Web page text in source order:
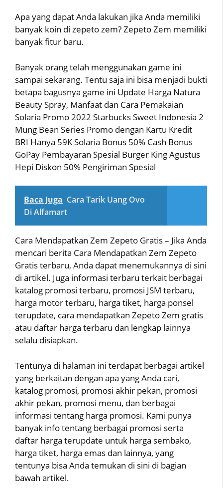
Apa yang dapat Anda lakukan jika Anda memiliki
banyak koin di zepeto zem? Zepeto Zem memiliki
banyak fitur baru.
Banyak orang telah menggunakan game ini
sampai sekarang. Tentu saja ini bisa menjadi bukti
betapa bagusnya game ini Update Harga Natura
Beauty Spray, Manfaat dan Cara Pemakaian
Solaria Promo 2022 Starbucks Sweet Indonesia 2
Mung Bean Series Promo dengan Kartu Kredit
BRI Hanya 59K Solaria Bonus 50% Cash Bonus
GoPay Pembayaran Spesial Burger King Agustus
Hepi Diskon 50% Pengiriman Spesial
Baca Juga Cara Tarik Uang Ovo
Di Alfamart
Cara Mendapatkan Zem Zepeto Gratis – Jika Anda
mencari berita Cara Mendapatkan Zem Zepeto
Gratis terbaru, Anda dapat menemukannya di sini
di artikel. Juga informasi terbaru terkait berbagai
katalog promosi terbaru, promosi JSM terbaru,
harga motor terbaru, harga tiket, harga ponsel
terupdate, cara mendapatkan Zepeto Zem gratis
atau daftar harga terbaru dan lengkap lainnya
selalu disiapkan.
Tentunya di halaman ini terdapat berbagai artikel
yang berkaitan dengan apa yang Anda cari,
katalog promosi, promosi akhir pekan, promosi
akhir pekan, promosi menu, dan berbagai
informasi tentang harga promosi. Kami punya
banyak info tentang berbagai promosi serta
daftar harga terupdate untuk harga sembako,
harga tiket, harga emas dan lainnya, yang
tentunya bisa Anda temukan di sini di bagian
bawah artikel.